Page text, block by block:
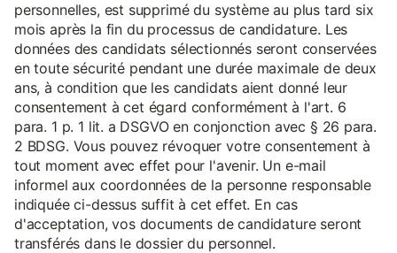
personnelles, est supprimé du système au plus tard six
mois après la fin du processus de candidature. Les
données des candidats sélectionnés seront conservées
en toute sécurité pendant une durée maximale de deux
ans, à condition que les candidats aient donné leur
consentement à cet égard conformément à l'art. 6
para. 1 p. 1 lit. a DSGVO en conjonction avec § 26 para.
2 BDSG. Vous pouvez révoquer votre consentement à
tout moment avec effet pour l'avenir. Un e-mail
informel aux coordonnées de la personne responsable
indiquée ci-dessus suffit à cet effet. En cas
d'acceptation, vos documents de candidature seront
transférés dans le dossier du personnel.